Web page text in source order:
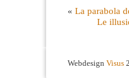
« La parabola
Le
Webdesign Visus